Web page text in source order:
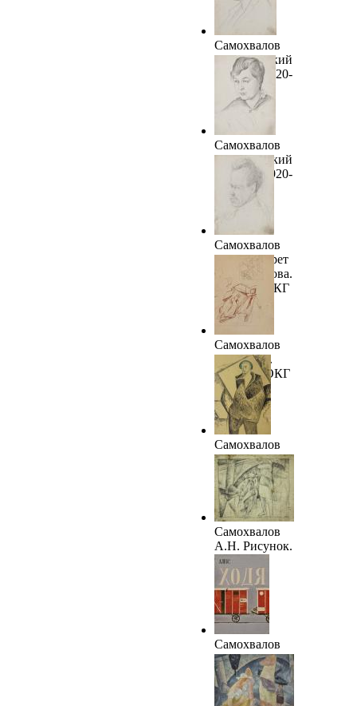
Самохвалов
А.Н. Женский
портрет. 1920-
е. ТОКГ
Самохвалов
А.Н. Женский
портрет. 1920-
е. ТОКГ
Самохвалов
А.Н. Портрет
И.Н.Розанова.
1920-е. ТОКГ
Самохвалов
А.Н. Лист.
1920-х. ТОКГ
Самохвалов
А.Н. Мужской
портрет. 1920-
е. ВОКГ
Самохвалов
А.Н. Рисунок.
1920-е.
ГХМАК
Самохвалов
А.Н. Эскиз
обложки.
1920-е. ТОКГ